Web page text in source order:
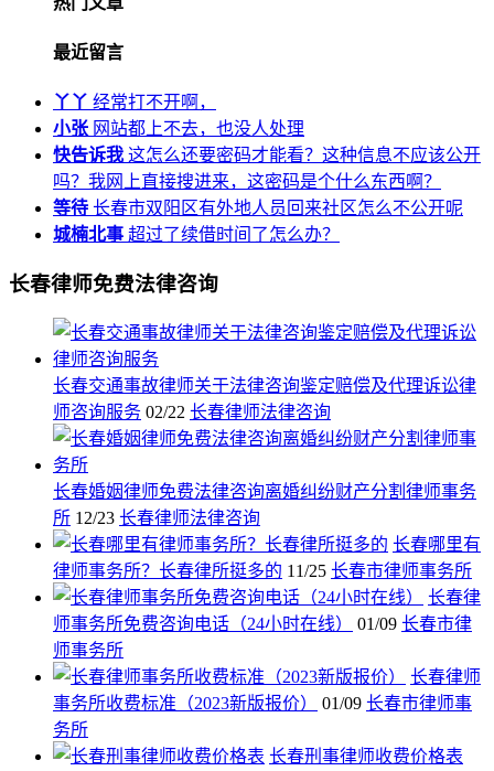
最近留言
丫丫 经常打不开啊，
小张 网站都上不去，也没人处理
快告诉我 这怎么还要密码才能看？这种信息不应该公开
吗？我网上直接搜进来，这密码是个什么东西啊？
等待 长春市双阳区有外地人员回来社区怎么不公开呢
城楠北事 超过了续借时间了怎么办？
长春律师免费法律咨询
长春交通事故律师关于法律咨询鉴定赔偿及代理诉讼律
师咨询服务 02/22 长春律师法律咨询
长春婚姻律师免费法律咨询离婚纠纷财产分割律师事务
所 12/23 长春律师法律咨询
长春哪里有
律师事务所？长春律所挺多的 11/25 长春市律师事务所
长春律
师事务所免费咨询电话（24小时在线）
01/09 长春市律
师事务所
长春律师
事务所收费标准（2023新版报价）
01/09 长春市律师事
务所
长春刑事律师收费价格表